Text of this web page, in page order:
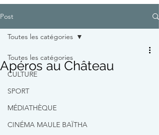
Post
Toutes les catégories
CULTURE
SPORT
MÉDIATHÈQUE
CINÉMA MAULE BAÏTHA
Toutes les catégories
Apéros au Château